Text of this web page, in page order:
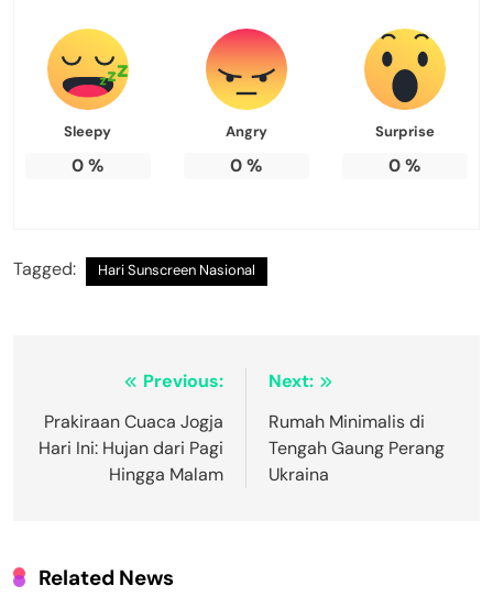
Sleepy
0%
Angry
0%
Surprise
0%
Tagged: Hari Sunscreen Nasional
Navigasi
pos
Previous:
Prakiraan Cuaca Jogja
Hari Ini: Hujan dari Pagi
Hingga Malam
Next:
Rumah Minimalis di
Tengah Gaung Perang
Ukraina
Related News